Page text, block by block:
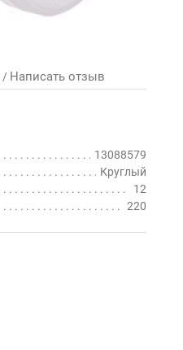
/ Написать отзыв
13088579
Круглый
12
220